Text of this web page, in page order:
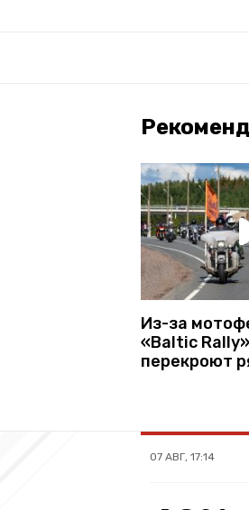
Из-за
«Baltic
перекроют
07 АВГ, 17:14